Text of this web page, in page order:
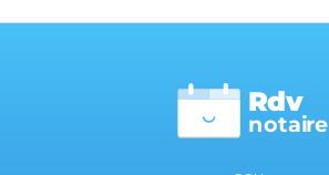
notaire
Rdv